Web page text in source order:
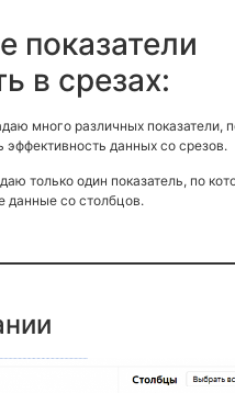
показатели
в срезах:
много различных показатели,
эффективность данных со срезов.
только один показатель, по
данные со столбцов.